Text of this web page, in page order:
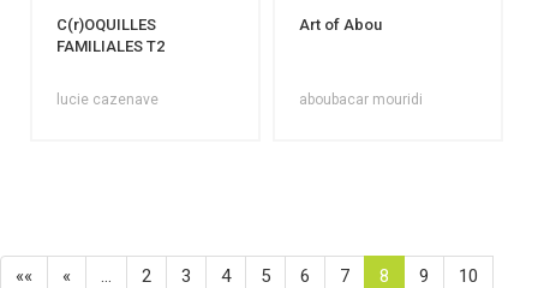
C(r)OQUILLES
FAMILIALES T2
lucie cazenave
Art of Abou
aboubacar mouridi
«« « … 2 3 4 5 6 7 8 9
10